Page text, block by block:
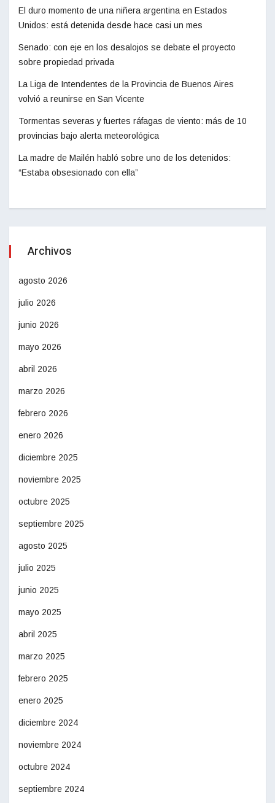
El duro momento de una niñera argentina en Estados
Unidos: está detenida desde hace casi un mes
Senado: con eje en los desalojos se debate el proyecto
sobre propiedad privada
La Liga de Intendentes de la Provincia de Buenos Aires
volvió a reunirse en San Vicente
Tormentas severas y fuertes ráfagas de viento: más de 10
provincias bajo alerta meteorológica
La madre de Mailén habló sobre uno de los detenidos:
“Estaba obsesionado con ella”
Archivos
agosto 2026
julio 2026
junio 2026
mayo 2026
abril 2026
marzo 2026
febrero 2026
enero 2026
diciembre 2025
noviembre 2025
octubre 2025
septiembre 2025
agosto 2025
julio 2025
junio 2025
mayo 2025
abril 2025
marzo 2025
febrero 2025
enero 2025
diciembre 2024
noviembre 2024
octubre 2024
septiembre 2024